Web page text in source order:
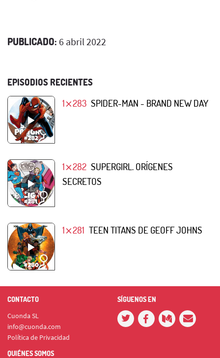
PUBLICADO: 6 abril 2022
EPISODIOS RECIENTES
1⨯283 SPIDER-MAN - BRAND NEW DAY
1⨯282 SUPERGIRL. ORÍGENES
SECRETOS
1⨯281 TEEN TITANS DE GEOFF JOHNS
CONTACTO
Cuonda SL
info@cuonda.com
Política de Privacidad
SÍGUENOS EN
QUIÉNES SOMOS